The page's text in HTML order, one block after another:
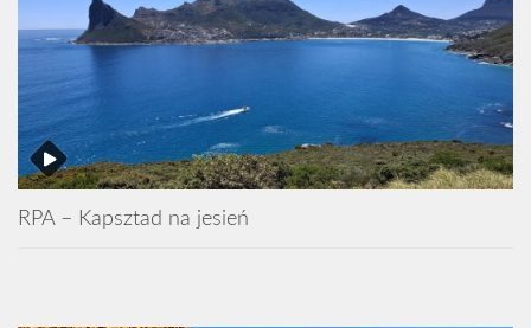
RPA – Kapsztad na jesień